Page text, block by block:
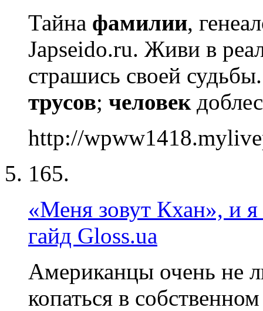
Тайна фамилии,
Japseido.ru. Живи в
страшись своей
трусов; человек
http://
165.
«Меня зовут Кхан», и
гайд Gloss.ua
Американцы очень не
копаться в